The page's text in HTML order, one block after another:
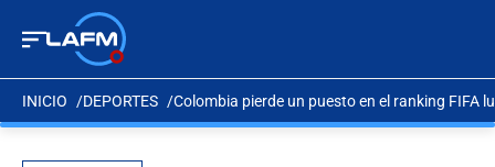
INICIO DEPORTES Colombia pierde un puesto en el ranking FIFA